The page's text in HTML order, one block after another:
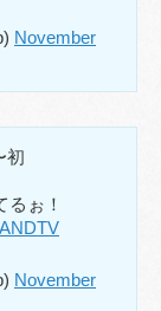
November
初
ぉ！
November